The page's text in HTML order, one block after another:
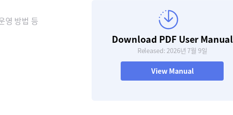
영 방법 등
Download PDF User Manual
Released: 2026년 7월 9일
View Manual